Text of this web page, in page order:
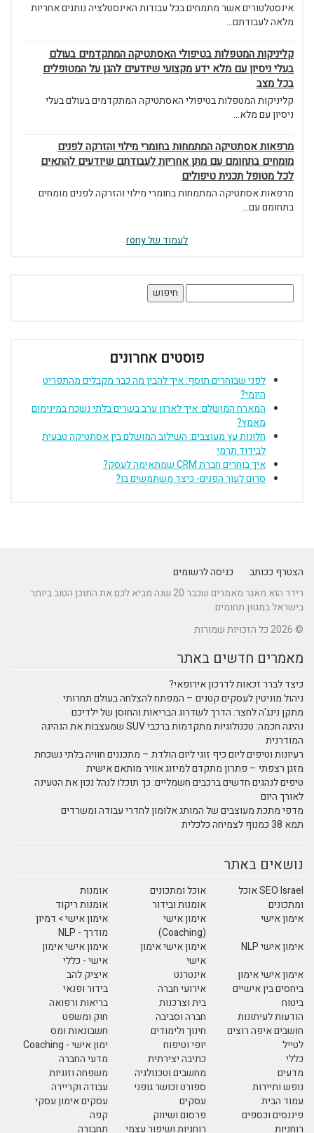
אינסטלטורים אשר מתמחים בכל עבודות האינסטלציה נותנים אחריות
מלאה לעבודתם...
קליניקות המטפלות בטיפולי האסתטיקה המתקדמים בעולם
בעלי ניסיון עם מלא ידע מקצועי שיודעים להגן על המטופלים
בכל מצב
קליניקות המטפלות בטיפולי האסתטיקה המתקדמים בעולם בעלי
ניסיון עם מלא...
מרפאות אסתטיקה המתמחות בחומרי מילוי והזרקה לפנים
מומחים בתחומם עם מתן אחריות לעבודתם שיודעים להתאים
לכל מטופל תכנית טיפולים
מרפאות אסתטיקה המתמחות בחומרי מילוי והזרקה לפנים מומחים
בתחומם עם...
לעמוד של rony
פוסטים אחרונים
לפני שבוחרים תוסף: איך להבין מה כבר מקבלים מהתפריט
היומי?
המארח המושלם: איך לארגן ערב בשרים בלתי נשכח במינימום
מאמץ?
חלונות עץ מעוצבים: השילוב המושלם בין אסתטיקה טבעית
לבידוד תרמי
איך בוחרים חברת CRM שמתאימה לעסק?
סרום לעור הפנים- כיצד משתמשים בו?
הצטרף ככותב
כניסה לרשומים
רידר הוא מאגר מאמרים שכבר 20 שנה מביא לכם את התוכן הטוב ביותר
בישראל במגוון תחומים.
© 2026 כל הזכויות שמורות
מאמרים חדשים באתר
כיצד לברר זכאות לדרכון אירופאי?
ניהול מוניטין לעסקים קטנים – המפתח להצלחה בעולם תחרותי
מתקן נינג'ה לחצר: הדרך לשדרוג הבריאות והחוסן של ילדיכם
נהיגה חכמה: טכנולוגיות מתקדמות ברכבי SUV שמעצבות את הנהיגה
המודרנית
רעיונות וטיפים ליום כיף זוגי ליום הולדת – מתכננים חוויה בלתי נשכחת
מזגן רצפתי – פתרון מתקדם למיזוג אוויר מותאם אישית
טיפים לנהגים חדשים ברכבים חשמליים: כך תוכלו לנהל נכון את הטעינה
לאורך היום
מדפי מתכת מעוצבים של המותג אלומון לחדרי עבודה ומשרדים
תמא 38 כמנוף לצמיחה כלכלית
נושאים באתר
SEO Israel אוכל
ומתכונים
אוכל ומתכונים
אומנות
אומנות ובידור
אומנות ריקוד
אימון אישי
אימון אישי
(Coaching)
אימון אישי > דמיון
מודרך - NLP
אימון אישי NLP
אימון אישי אימון
אישי
אימון אישי אימון
אישי - כללי
אימון אישי אימון
ביחסים בין אישיים
אינטרנט
איציק להב
אירועי חברה
בידור ופנאי
ביטוח
בית וצרכנות
בריאות ורפואה
הודעות לעיתונות
חברה וסביבה
חוק ומשפט
חושבים איפה רוצים
לטייל
חינוך ולימודים
חשבונאות ומס
יופי וטיפוח
ימון אישי - Coaching
כללי
כתיבה יצירתית
מדעי החברה
מדעים
מחשבים וטכנולגיה
משפחה וזוגיות
נופש ותיירות
ספורט וכושר גופני
עבודה וקריירה
עמוד הבית
עסקים
עסקים אימון עסקי
פיננסים וכספים
פרסום ושיווק
קפה
רוחניות
רוחניות ושיפור עצמי תחבורה